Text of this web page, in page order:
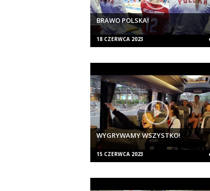
BRAWO POLSKA!
18 CZERWCA 2023
WYGRYWAMY WSZYSTKO!
15 CZERWCA 2023